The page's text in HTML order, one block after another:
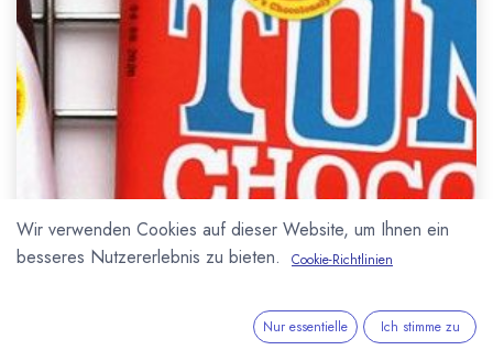
Wir verwenden Cookies auf dieser Website, um Ihnen ein
besseres Nutzererlebnis zu bieten.
Cookie-Richtlinien
Nur essentielle Ich stimme zu